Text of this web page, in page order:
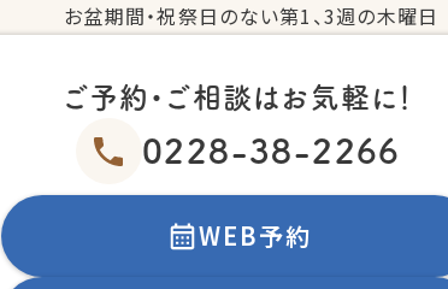
お盆期間・祝祭日のない第1、3週の木曜日
ご予約・ご相談はお気軽に！
0228-38-2266
WEB予約